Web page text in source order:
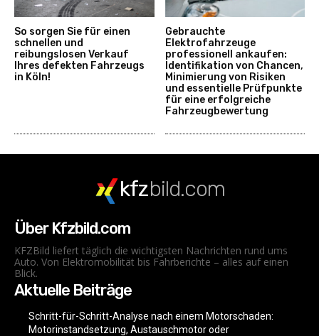
So sorgen Sie für einen
schnellen und
reibungslosen Verkauf
Ihres defekten Fahrzeugs
in Köln!
Gebrauchte
Elektrofahrzeuge
professionell ankaufen:
Identifikation von Chancen,
Minimierung von Risiken
und essentielle Prüfpunkte
für eine erfolgreiche
Fahrzeugbewertung
kfzbild.com
Über Kfzbild.com
KFZBild liefert täglich die wichtigsten Nachrichten rund ums
Auto. Von Elektromobilität bis Fahrberichte – alles auf einen
Blick.
Aktuelle Beiträge
Schritt-für-Schritt-Analyse nach einem Motorschaden:
Motorinstandsetzung, Austauschmotor oder